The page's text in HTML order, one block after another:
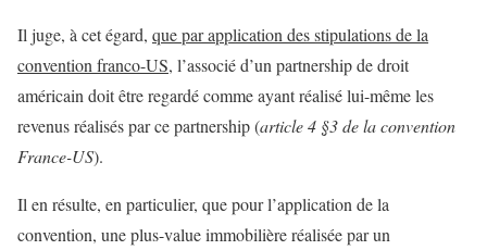
Il juge, à cet égard, que par application des stipulations de la
convention franco-US, l’associé d’un partnership de droit
américain doit être regardé comme ayant réalisé lui-même les
revenus réalisés par ce partnership (article 4 §3 de la convention
France-US).
Il en résulte, en particulier, que pour l’application de la
convention, une plus-value immobilière réalisée par un